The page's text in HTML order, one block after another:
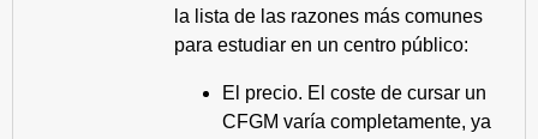
la lista de las razones más comunes
para estudiar en un centro público:
El precio. El coste de cursar un
CFGM varía completamente, ya